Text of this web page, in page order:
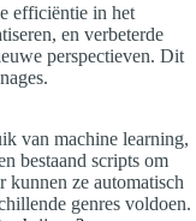
efficiëntie in het
en verbeterde
perspectieven. Dit
van machine learning,
bestaand scripts om
kunnen ze automatisch
genres voldoen.